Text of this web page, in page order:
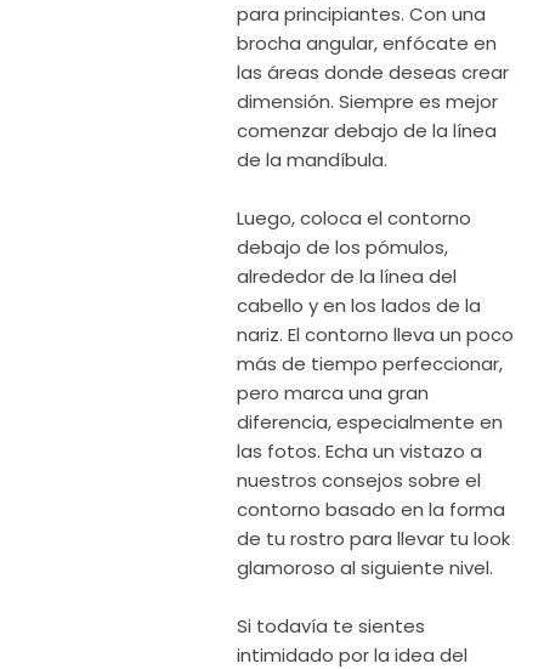
para principiantes. Con una
brocha angular, enfócate en
las áreas donde deseas crear
dimensión. Siempre es mejor
comenzar debajo de la línea
de la mandíbula.
Luego, coloca el contorno
debajo de los pómulos,
alrededor de la línea del
cabello y en los lados de la
nariz. El contorno lleva un poco
más de tiempo perfeccionar,
pero marca una gran
diferencia, especialmente en
las fotos. Echa un vistazo a
nuestros consejos sobre el
contorno basado en la forma
de tu rostro para llevar tu look
glamoroso al siguiente nivel.
Si todavía te sientes
intimidado por la idea del